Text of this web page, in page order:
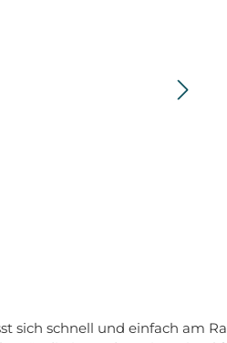
sich schnell und einfach am